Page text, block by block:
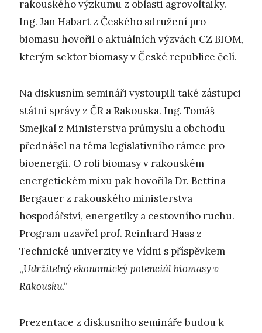
rakouského výzkumu z oblasti agrovoltaiky.
Ing. Jan Habart z Českého sdružení pro
biomasu hovořil o aktuálních výzvách CZ BIOM,
kterým sektor biomasy v České republice čelí.
Na diskusním semináři vystoupili také zástupci
státní správy z ČR a Rakouska. Ing. Tomáš
Smejkal z Ministerstva průmyslu a obchodu
přednášel na téma legislativního rámce pro
bioenergii. O roli biomasy v rakouském
energetickém mixu pak hovořila Dr. Bettina
Bergauer z rakouského ministerstva
hospodářství, energetiky a cestovního ruchu.
Program uzavřel prof. Reinhard Haas z
Technické univerzity ve Vídni s příspěvkem
„Udržitelný ekonomický potenciál biomasy v
Rakousku.“
Prezentace z diskusního semináře budou k